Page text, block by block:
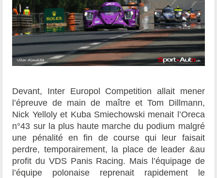
Devant, Inter Europol Competition allait mener
l’épreuve de main de maître et Tom Dillmann,
Nick Yelloly et Kuba Smiechowski menait l’Oreca
n°43 sur la plus haute marche du podium malgré
une pénalité en fin de course qui leur faisait
perdre, temporairement, la place de leader &au
profit du VDS Panis Racing. Mais l’équipage de
l’équipe polonaise reprenait rapidement le